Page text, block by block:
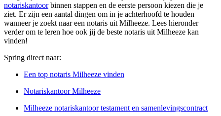
notariskantoorbinnen stappen en de eerste persoon kiezen die je
ziet. Er zijn een aantal dingen om in je achterhoofd te houden
wanneer je zoekt naar een notaris uit Milheeze. Lees hieronder
verder om te leren hoe ook jij de beste notaris uit Milheeze kan
vinden!
Spring direct naar:
Een top notaris Milheeze vinden
Notariskantoor Milheeze
Milheeze notariskantoor testament en samenlevingscontract